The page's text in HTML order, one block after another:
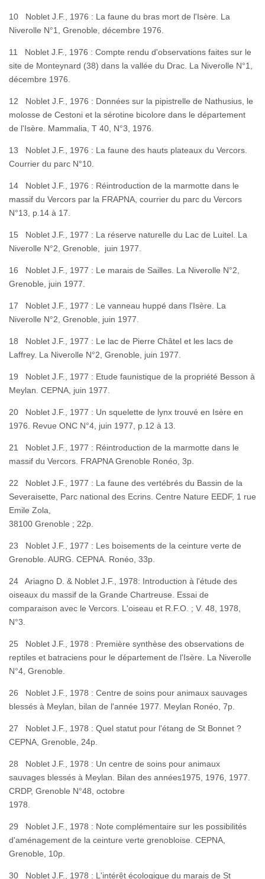
10 Noblet J.F., 1976 : La faune du bras mort de l'Isère. La
Niverolle N°1, Grenoble, décembre 1976.
11 Noblet J.F., 1976 : Compte rendu d'observations faites sur le
site de Monteynard (38) dans la vallée du Drac. La Niverolle N°1,
décembre 1976.
12 Noblet J.F., 1976 : Données sur la pipistrelle de Nathusius, le
molosse de Cestoni et la sérotine bicolore dans le département
de l'Isère. Mammalia, T 40, N°3, 1976.
13 Noblet J.F., 1976 : La faune des hauts plateaux du Vercors.
Courrier du parc N°10.
14 Noblet J.F., 1976 : Réintroduction de la marmotte dans le
massif du Vercors par la FRAPNA, courrier du parc du Vercors
N°13, p.14 à 17.
15 Noblet J.F., 1977 : La réserve naturelle du Lac de Luitel. La
Niverolle N°2, Grenoble, juin 1977.
16 Noblet J.F., 1977 : Le marais de Sailles. La Niverolle N°2,
Grenoble, juin 1977.
17 Noblet J.F., 1977 : Le vanneau huppé dans l'Isère. La
Niverolle N°2, Grenoble, juin 1977.
18 Noblet J.F., 1977 : Le lac de Pierre Châtel et les lacs de
Laffrey. La Niverolle N°2, Grenoble, juin 1977.
19 Noblet J.F., 1977 : Etude faunistique de la propriété Besson à
Meylan. CEPNA, juin 1977.
20 Noblet J.F., 1977 : Un squelette de lynx trouvé en Isère en
1976. Revue ONC N°4, juin 1977, p.12 à 13.
21 Noblet J.F., 1977 : Réintroduction de la marmotte dans le
massif du Vercors. FRAPNA Grenoble Ronéo, 3p.
22 Noblet J.F., 1977 : La faune des vertébrés du Bassin de la
Severaisette, Parc national des Ecrins. Centre Nature EEDF, 1 rue
Emile Zola,
38100 Grenoble ; 22p.
23 Noblet J.F., 1977 : Les boisements de la ceinture verte de
Grenoble. AURG. CEPNA. Ronéo, 33p.
24 Ariagno D. & Noblet J.F., 1978: Introduction à l'étude des
oiseaux du massif de la Grande Chartreuse. Essai de
comparaison avec le Vercors. L'oiseau et R.F.O. ; V. 48, 1978,
N°3.
25 Noblet J.F., 1978 : Première synthèse des observations de
reptiles et batraciens pour le département de l'Isère. La Niverolle
N°4, Grenoble.
26 Noblet J.F., 1978 : Centre de soins pour animaux sauvages
blessés à Meylan, bilan de l'année 1977. Meylan Ronéo, 7p.
27 Noblet J.F., 1978 : Quel statut pour l'étang de St Bonnet ?
CEPNA, Grenoble, 24p.
28 Noblet J.F., 1978 : Un centre de soins pour animaux
sauvages blessés à Meylan. Bilan des années1975, 1976, 1977.
CRDP, Grenoble N°48, octobre
29 Noblet J.F., 1978 : Note complémentaire sur les possibilités
d'aménagement de la ceinture verte grenobloise. CEPNA,
Grenoble, 10p.
30 Noblet J.F., 1978 : L'intérêt écologique du marais de St